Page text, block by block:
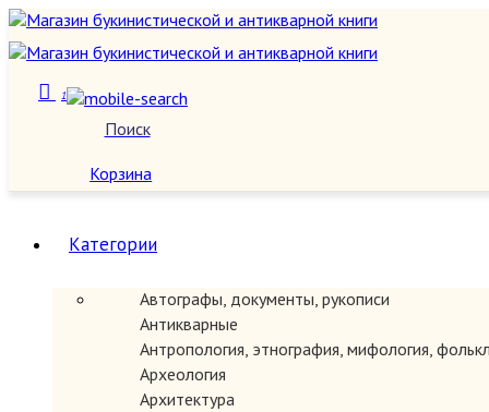
Поиск
1
Корзина
Категории
Автографы, документы, рукописи
Антикварные
Антропология, этнография, мифология,
Археология
Архитектура